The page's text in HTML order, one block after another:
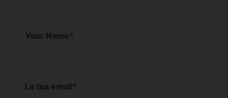
Your Name*
La tua email*